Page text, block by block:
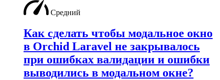
Средний
Как сделать чтобы модальное окно
в Orchid Laravel не закрывалось
при ошибках валидации и ошибки
выводились в модальном окне?